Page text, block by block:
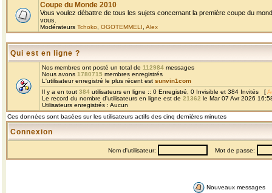
Coupe du Monde 2010
Vous voulez débattre de tous les sujets concernant la première coupe du
vous.
Modérateurs Tchoko OGOTEMMELI Alex
Qui est en ligne ?
Nos membres ont posté un total de 112984 messages
Nous avons 1780715 membres enregistrés
L'utilisateur enregistré le plus récent est sunvin1com
Il y a en tout 384 utilisateurs en ligne :: 0 Enregistré, 0 Invisible et 384 Invités [
Le record du nombre d'utilisateurs en ligne est de 21362 le Mar 07 Avr 2026
Utilisateurs enregistrés : Aucun
Ces données sont basées sur les utilisateurs actifs des cinq dernières minutes
Connexion
Nom d'utilisateur: Mot de passe:
Nouveaux messages